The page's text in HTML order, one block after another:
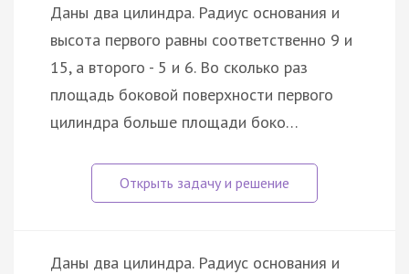
Даны два цилиндра. Радиус основания и
высота первого равны соответственно 9 и
15, а второго - 5 и 6. Во сколько раз
площадь боковой поверхности первого
цилиндра больше площади боко…
Даны два цилиндра. Радиус основания и